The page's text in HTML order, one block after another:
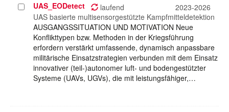
Projekt
auswählen
UAS_EODetect laufend
2023-2026
UAS basierte multisensorgestützte Kampfmitteldetektion
AUSGANGSSITUATION UND MOTIVATION Neue
Konflikttypen bzw. Methoden in der Kriegsführung
erfordern verstärkt umfassende, dynamisch anpassbare
militärische Einsatzstrategien verbunden mit dem Einsatz
innovativer (teil-)autonomer luft- und bodengestützter
Systeme (UAVs, UGVs), die mit leistungsfähiger,…